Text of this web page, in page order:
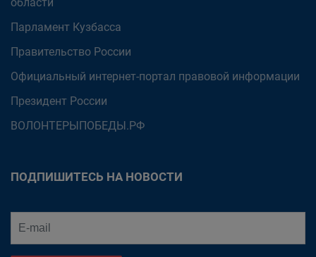
Парламент Кузбасса
Правительство России
Официальный интернет-портал правовой информации
Президент России
ВОЛОНТЕРЫПОБЕДЫ.РФ
ПОДПИШИТЕСЬ НА НОВОСТИ